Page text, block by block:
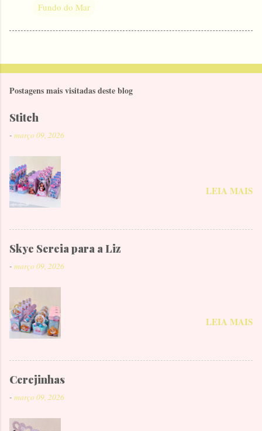
Fundo do Mar
Postagens mais visitadas deste blog
Stitch
- março 09, 2026
LEIA MAIS
Skye Sereia para a Liz
- março 09, 2026
LEIA MAIS
Cerejinhas
- março 09, 2026